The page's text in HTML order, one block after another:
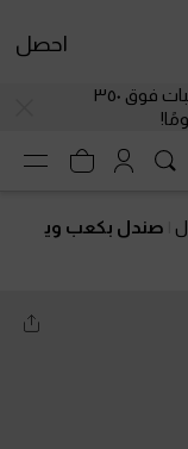
فوق ٣٥٠
صندل بكعب وي
احصل